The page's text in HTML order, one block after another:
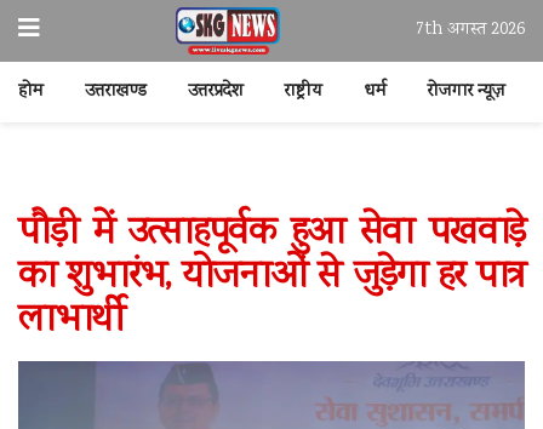
7th अगस्त 2026
होम उत्तराखण्ड उत्तरप्रदेश राष्ट्रीय धर्म रोजगार न्यूज़
पौड़ी में उत्साहपूर्वक हुआ सेवा पखवाड़े
का शुभारंभ, योजनाओं से जुड़ेगा हर पात्र
लाभार्थी